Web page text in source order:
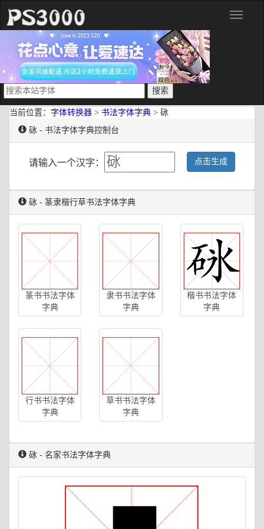
分
当前位置： 字体转换器 > 书法字体字典 > 砯
砯 - 书法字体字典控制台
请输入一个汉字： 点击生成
砯 - 篆隶楷行草书法字体字典
篆书书法字体
字典
隶书书法字体
字典
楷书书法字体
字典
行书书法字体
字典
草书书法字体
字典
砯 - 名家书法字体字典